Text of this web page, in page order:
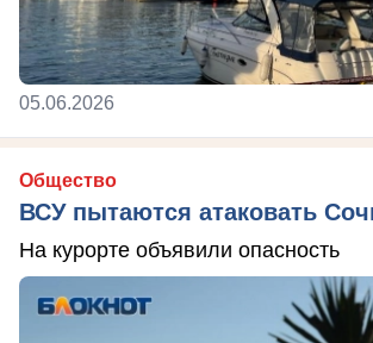
05.06.2026
Общество
ВСУ пытаются атаковать
На курорте объявили опасность